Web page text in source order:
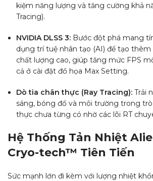
kiệm năng lượng và tăng cường khả
Tracing).
NVIDIA DLSS 3: Bước đột phá mang
dụng trí tuệ nhân tạo (AI) để tạo thêm
chất lượng cao, giúp tăng mức FPS
cả ở cài đặt đồ họa Max Setting.
Dò tia chân thực (Ray Tracing): Trải
sáng, bóng đổ và môi trường trong
thực chưa từng có nhờ các lõi RT
Hệ Thống Tản Nhiệt
Cryo-tech™ Tiên Tiến
Sức mạnh lớn đi kèm với lượng nhiệt